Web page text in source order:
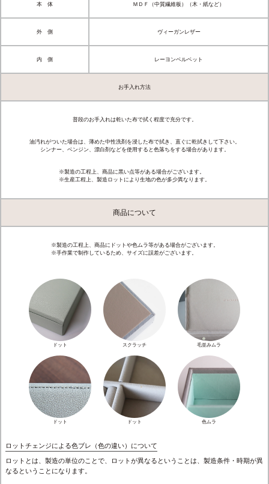
本 体 ＭＤＦ（中質繊維板）（木・紙など）
外 側 ヴィーガンレザー
内 側 レーヨンベルベット
お手入れ方法
普段のお手入れは乾いた布で拭く程度で充分です。
油汚れがついた場合は、薄めた中性洗剤を浸した布で拭き、直ぐに乾拭きして下さい。
シンナー、ベンジン、漂白剤などを使用すると色落ちをする場合があります。
※製造の工程上、商品に黒い点等がある場合がございます。
※生産工程上、製造ロットにより生地の色が多少異なります。
商品について
※製造の工程上、商品にドットや色ムラ等がある場合がございます。
※手作業で制作しているため、サイズに誤差がございます。
ドット スクラッチ 毛並みムラ
ドット ドット 色ムラ
ロットチェンジによる色ブレ（色の違い）について
ロットとは、製造の単位のことで、ロットが異なるということは、製造条件・時期が異
なるということになります。